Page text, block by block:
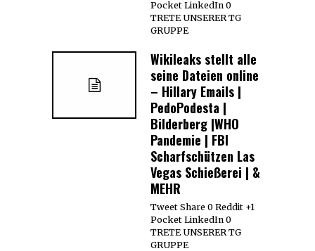
Pocket LinkedIn 0
TRETE UNSERER TG
GRUPPE
Wikileaks stellt alle
seine Dateien online
– Hillary Emails |
PedoPodesta |
Bilderberg |WHO
Pandemie | FBI
Scharfschützen Las
Vegas Schießerei | &
MEHR
Tweet Share 0 Reddit +1
Pocket LinkedIn 0
TRETE UNSERER TG
GRUPPE